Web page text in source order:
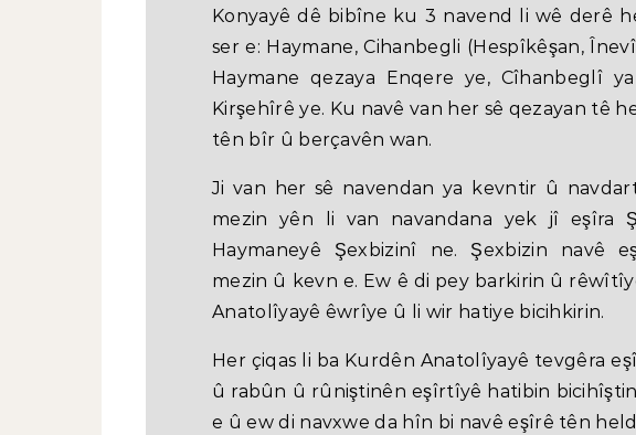
Konyayê dê bibîne ku 3 navend li wê derê
ser e: Haymane, Cihanbegli (Hespîkêşan,
Haymane qezaya Enqere ye, Cîhanbeglî
Kirşehîrê ye. Ku navê van her sê qezayan tê
tên bîr û berçavên wan.
Ji van her sê navendan ya kevntir û
mezin yên li van navandana yek jî eşîra
Haymaneyê Şexbizinî ne. Şexbizin navê
mezin û kevn e. Ew ê di pey barkirin û
Anatolîyayê êwrîye û li wir hatiye bicihkirin.
Her çiqas li ba Kurdên Anatolîyayê tevgêra
û rabûn û rûniştinên eşîrtîyê hatibin
e û ew di navxwe da hîn bi navê eşîrê tên